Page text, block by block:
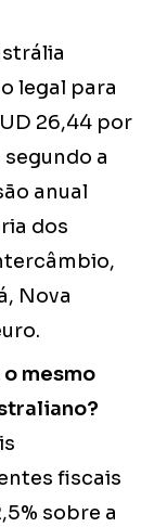
legal para
26,44 por
a
anual
dos
Nova
mesmo
fiscais
sobre a